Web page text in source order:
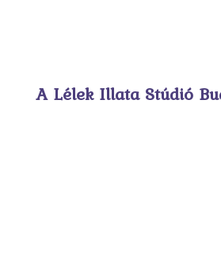
A Lélek Illata Stúdió